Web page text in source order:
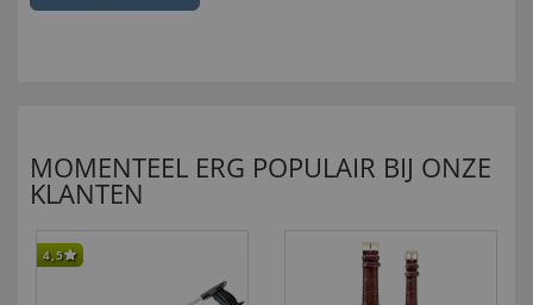
MOMENTEEL ERG POPULAIR BIJ ONZE
KLANTEN
4,5